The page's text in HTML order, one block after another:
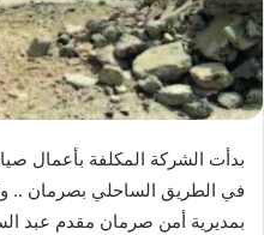
بدأت الشركة المكلفة بأعمال
في الطريق الساحلي بصرمان ..
بمديرية أمن صرمان مقدم عبد